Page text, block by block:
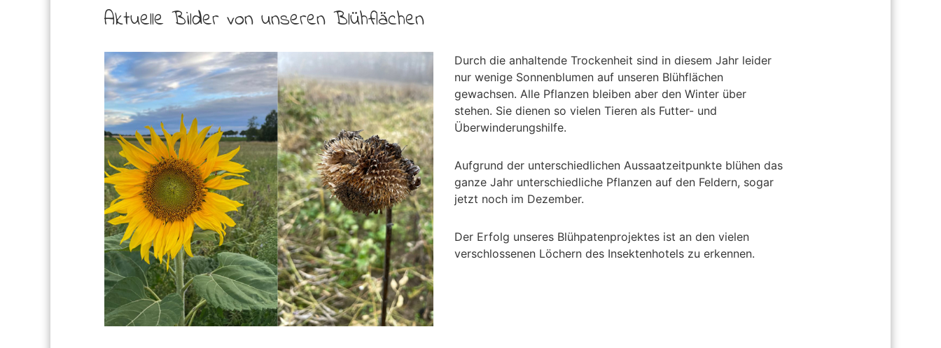
Aktuelle Bilder von unseren Blühflächen
Durch die anhaltende Trockenheit sind in diesem Jahr leider
nur wenige Sonnenblumen auf unseren Blühflächen
gewachsen. Alle Pflanzen bleiben aber den Winter über
stehen. Sie dienen so vielen Tieren als Futter- und
Überwinderungshilfe.
Aufgrund der unterschiedlichen Aussaatzeitpunkte blühen das
ganze Jahr unterschiedliche Pflanzen auf den Feldern, sogar
jetzt noch im Dezember.
Der Erfolg unseres Blühpatenprojektes ist an den vielen
verschlossenen Löchern des Insektenhotels zu erkennen.